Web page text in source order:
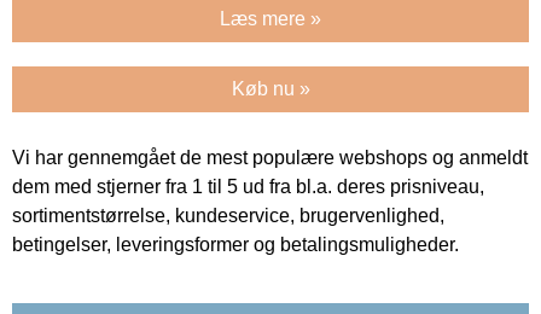
Læs mere »
Køb nu »
Vi har gennemgået de mest populære webshops og anmeldt
dem med stjerner fra 1 til 5 ud fra bl.a. deres prisniveau,
sortimentstørrelse, kundeservice, brugervenlighed,
betingelser, leveringsformer og betalingsmuligheder.